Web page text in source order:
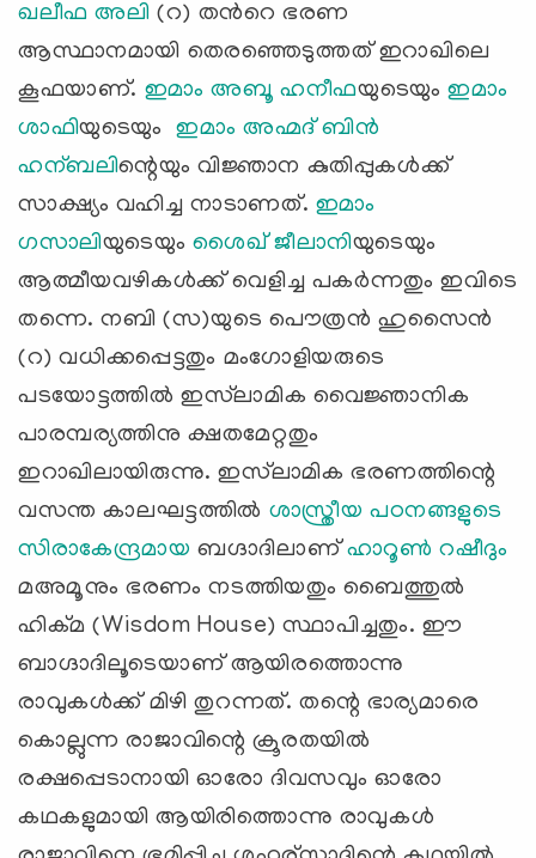
ഖലീഫ അലി (റ) തന്‍റെ ഭരണ
ആസ്ഥാനമായി തെരഞ്ഞെടുത്തത് ഇറാഖിലെ
കൂഫയാണ്. ഇമാം അബൂ ഹനീഫയുടെയുംഇമാം
ശാഫിയുടെയുംഇമാം അഹ്മദ്‌ ബിന്‍
ഹന്ബലിന്റെയും വിജ്ഞാന കുതിപ്പുകള്‍ക്ക്
സാക്ഷ്യം വഹിച്ച നാടാണത്. ഇമാം
ഗസാലിയുടെയുംശൈഖ് ജീലാനിയുടെയും
ആത്മീയവഴികള്‍ക്ക് വെളിച്ച പകര്‍ന്നതും ഇവിടെ
തന്നെ. നബി (സ)യുടെ പൌത്രന്‍ ഹുസൈന്‍
(റ) വധിക്കപ്പെട്ടതും മംഗോളിയരുടെ
പടയോട്ടത്തില്‍ ഇസ്‌ലാമിക വൈജ്ഞാനിക
പാരമ്പര്യത്തിനു ക്ഷതമേറ്റതും
ഇറാഖിലായിരുന്നു. ഇസ്‌ലാമിക ഭരണത്തിന്റെ
വസന്ത കാലഘട്ടത്തില്‍ ശാസ്ത്രീയ പഠനങ്ങളുടെ
സിരാകേന്ദ്രമായ ബഗ്ദാദിലാണ്ഹാറൂണ്‍ റഷീദും
മഅമൂനും ഭരണം നടത്തിയതും ബൈത്തുല്‍
ഹിക്മ (Wisdom House) സ്ഥാപിച്ചതും. ഈ
ബാഗ്ദാദിലൂടെയാണ് ആയിരത്തൊന്നു
രാവുകള്‍ക്ക് മിഴി തുറന്നത്. തന്റെ ഭാര്യമാരെ
കൊല്ലുന്ന രാജാവിന്റെ ക്രൂരതയില്‍
രക്ഷപ്പെടാനായി ഓരോ ദിവസവും ഓരോ
കഥകളുമായി ആയിരിത്തൊന്നു രാവുകള്‍